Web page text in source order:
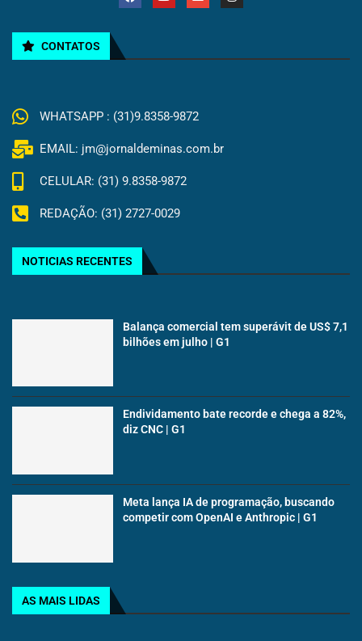
CONTATOS
WHATSAPP : (31)9.8358-9872
EMAIL: jm@jornaldeminas.com.br
CELULAR: (31) 9.8358-9872
REDAÇÃO: (31) 2727-0029
NOTICIAS RECENTES
Balança comercial tem superávit de US$ 7,1
bilhões em julho | G1
Endividamento bate recorde e chega a 82%,
diz CNC | G1
Meta lança IA de programação, buscando
competir com OpenAI e Anthropic | G1
AS MAIS LIDAS